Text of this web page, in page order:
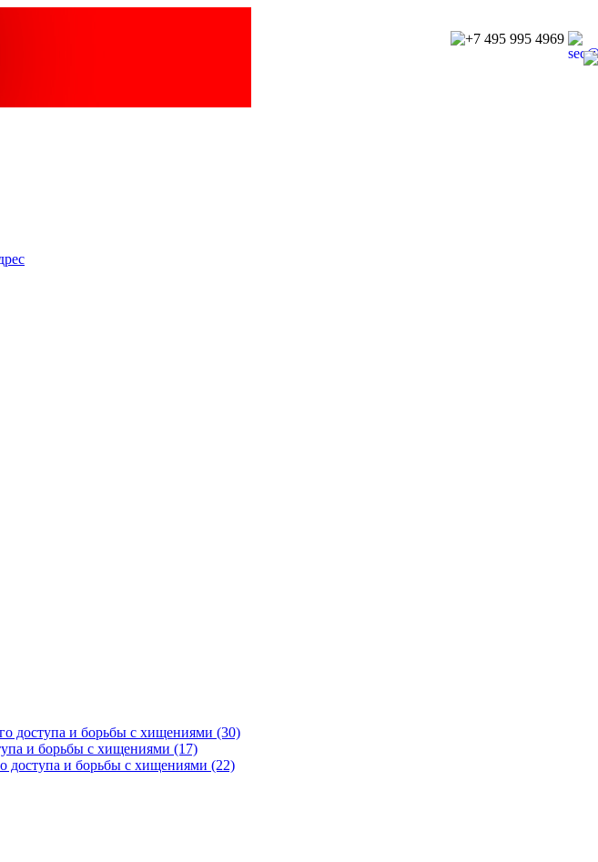
доступа и борьбы с хищениями (30)
и борьбы с хищениями (17)
доступа и борьбы с хищениями (22)